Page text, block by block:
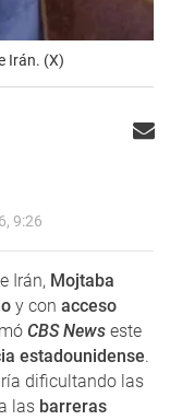
Irán. (X)
9:26
Irán, Mojtaba
y con acceso
CBS News este
estadounidense.
dificultando las
las barreras